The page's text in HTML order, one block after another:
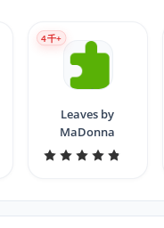
Leaves by
MaDonna
4千+